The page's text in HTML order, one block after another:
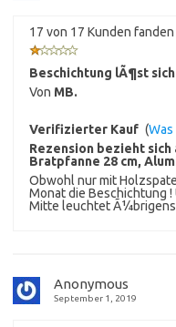
17 von 17 Kunden
Beschichtung lÃ¶st
Von MB.
Verifizierter Kauf (Was
Rezension bezieht sich
Bratpfanne 28 cm,
Obwohl nur mit
Monat die Beschichtung
Mitte leuchtet Ã¼brigens
Anonymous
September 1, 2019